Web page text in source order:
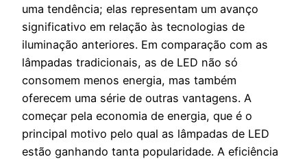
uma tendência; elas representam um avanço
significativo em relação às tecnologias de
iluminação anteriores. Em comparação com as
lâmpadas tradicionais, as de LED não só
consomem menos energia, mas também
oferecem uma série de outras vantagens. A
começar pela economia de energia, que é o
principal motivo pelo qual as lâmpadas de LED
estão ganhando tanta popularidade. A eficiência